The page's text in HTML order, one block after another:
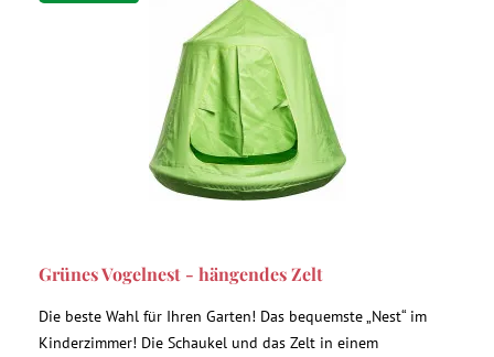
Grünes Vogelnest - hängendes Zelt
Die beste Wahl für Ihren Garten! Das bequemste „Nest“ im
Kinderzimmer! Die Schaukel und das Zelt in einem